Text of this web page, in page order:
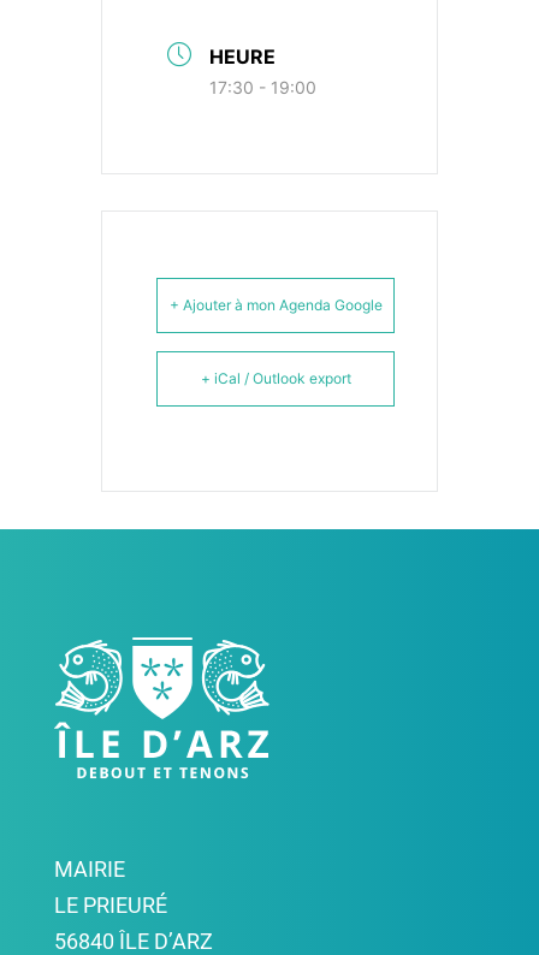
HEURE
17:30 - 19:00
+ Ajouter à mon Agenda Google
+ iCal / Outlook export
MAIRIE
LE PRIEURÉ
56840 ÎLE D’ARZ